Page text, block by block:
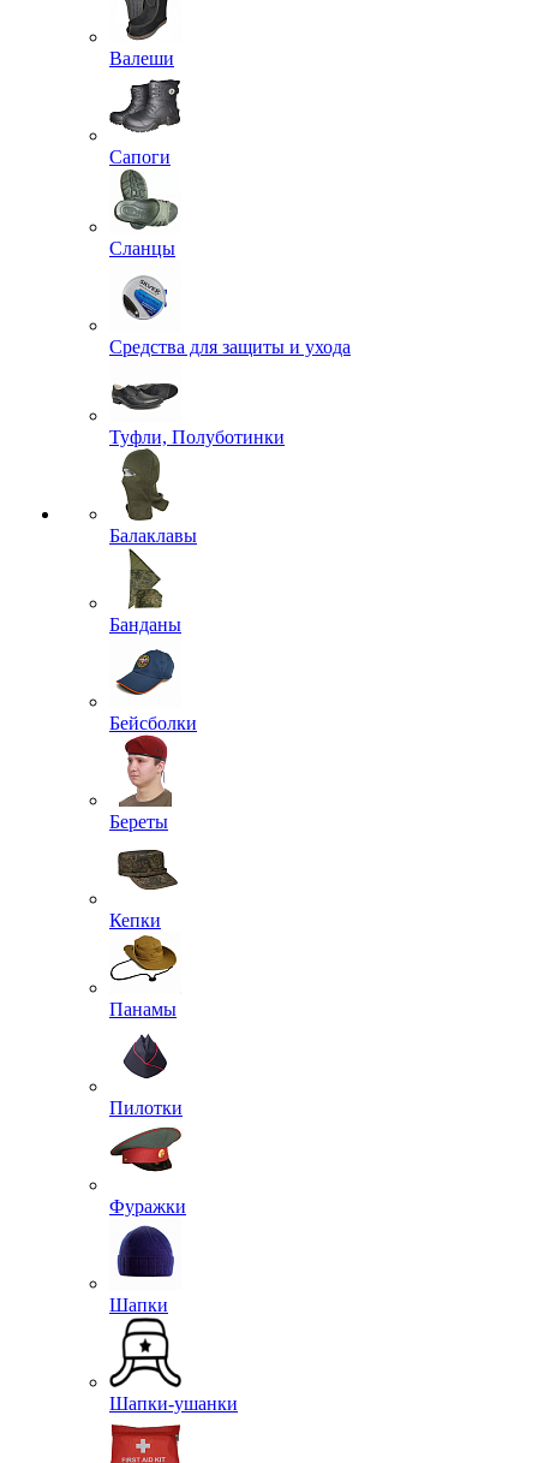
Валеши
Сапоги
Сланцы
Средства для защиты и ухода
Туфли, Полуботинки
Балаклавы
Банданы
Бейсболки
Береты
Кепки
Панамы
Пилотки
Фуражки
Шапки
Шапки-ушанки